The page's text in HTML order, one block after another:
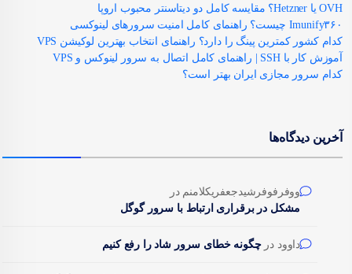
OVH یا Hetzner؟ مقایسه کامل دو دیتاسنتر محبوب اروپا
Imunify۳۶۰ چیست؟ راهنمای کامل امنیت سرورهای لینوکسی
کدام کشور کمترین پینگ را دارد؟ راهنمای انتخاب بهترین لوکیشن VPS
آموزش کار با SSH | راهنمای کامل اتصال به سرور لینوکس و VPS
کدام سرور مجازی ایران بهتر است؟
آخرین دیدگاه‌ها
ووفرفوفرشیدجعفریکلامنم در
مشکل در برقراری ارتباط با سرور گوگل
داوود درچگونه خطای سرور شاد را رفع کنیم